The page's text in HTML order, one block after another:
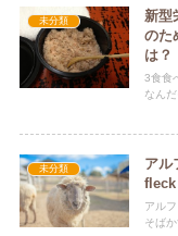
未分類
新型
のた
は？
3食食
なん
未分類
アル
fleck
アル
そば